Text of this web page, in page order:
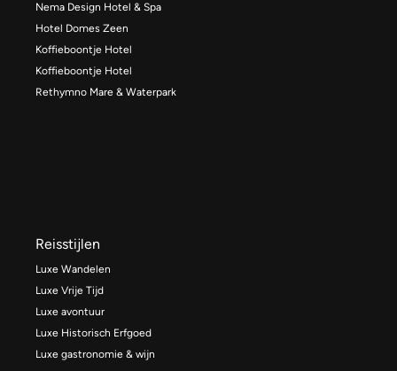
Nema Design Hotel & Spa
Hotel Domes Zeen
Koffieboontje Hotel
Koffieboontje Hotel
Rethymno Mare & Waterpark
Reisstijlen
Luxe Wandelen
Luxe Vrije Tijd
Luxe avontuur
Luxe Historisch Erfgoed
Luxe gastronomie & wijn